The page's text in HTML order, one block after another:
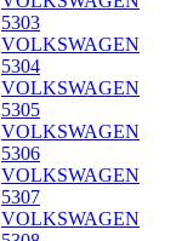
5303
VOLKSWAGEN
5304
VOLKSWAGEN
5305
VOLKSWAGEN
5306
VOLKSWAGEN
5307
VOLKSWAGEN